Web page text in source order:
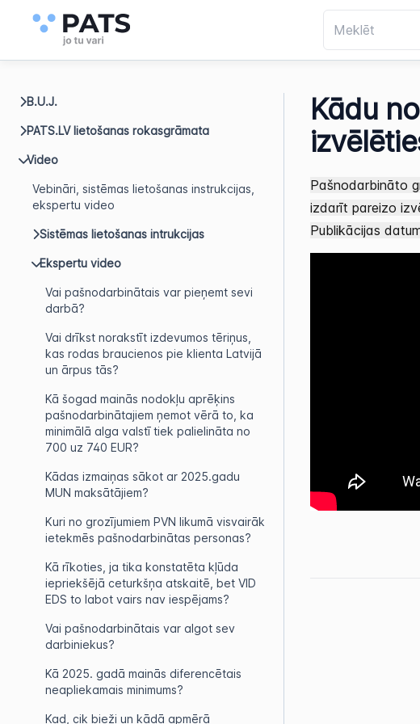
B.U.J.
PATS.LV lietošanas rokasgrāmata
Video
Vebināri, sistēmas lietošanas instrukcijas,
ekspertu video
Sistēmas lietošanas intrukcijas
Ekspertu video
Vai pašnodarbinātais var pieņemt sevi
darbā?
Vai drīkst norakstīt izdevumos tēriņus,
kas rodas braucienos pie klienta Latvijā
un ārpus tās?
Kā šogad mainās nodokļu aprēķins
pašnodarbinātajiem ņemot vērā to, ka
minimālā alga valstī tiek palielināta no
700 uz 740 EUR?
Kādas izmaiņas sākot ar 2025.gadu
MUN maksātājiem?
Kuri no grozījumiem PVN likumā visvairāk
ietekmēs pašnodarbinātas personas?
Kā rīkoties, ja tika konstatēta kļūda
iepriekšējā ceturkšņa atskaitē, bet VID
EDS to labot vairs nav iespējams?
Vai pašnodarbinātais var algot sev
darbiniekus?
Kā 2025. gadā mainās diferencētais
neapliekamais minimums?
Kad, cik bieži un kādā apmērā
Kādu
Pašnodarbināto
izdarīt pareizo
Publikācijas